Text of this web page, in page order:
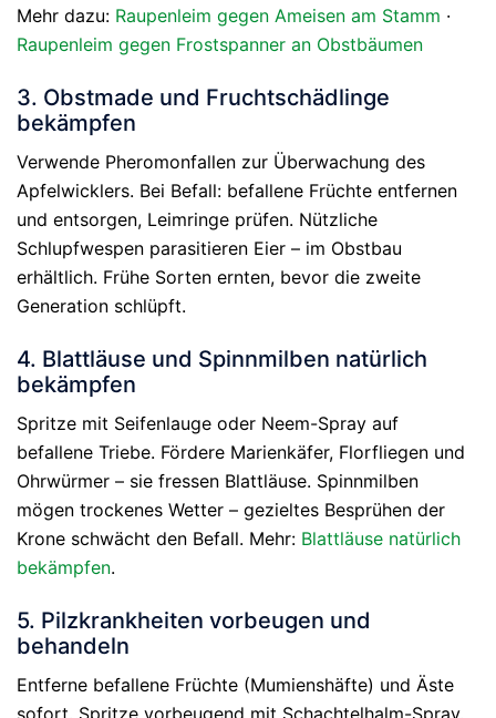
Mehr dazu: Raupenleim gegen Ameisen am Stamm ·
Raupenleim gegen Frostspanner an Obstbäumen
3. Obstmade und Fruchtschädlinge
bekämpfen
Verwende Pheromonfallen zur Überwachung des
Apfelwicklers. Bei Befall: befallene Früchte entfernen
und entsorgen, Leimringe prüfen. Nützliche
Schlupfwespen parasitieren Eier – im Obstbau
erhältlich. Frühe Sorten ernten, bevor die zweite
Generation schlüpft.
4. Blattläuse und Spinnmilben natürlich
bekämpfen
Spritze mit Seifenlauge oder Neem-Spray auf
befallene Triebe. Fördere Marienkäfer, Florfliegen und
Ohrwürmer – sie fressen Blattläuse. Spinnmilben
mögen trockenes Wetter – gezieltes Besprühen der
Krone schwächt den Befall. Mehr: Blattläuse natürlich
bekämpfen.
5. Pilzkrankheiten vorbeugen und
behandeln
Entferne befallene Früchte (Mumienshäfte) und Äste